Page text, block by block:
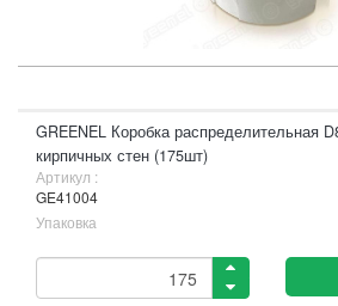
GREENEL Коробка распределительная
кирпичных стен (175шт)
Артикул :
GE41004
Упаковка